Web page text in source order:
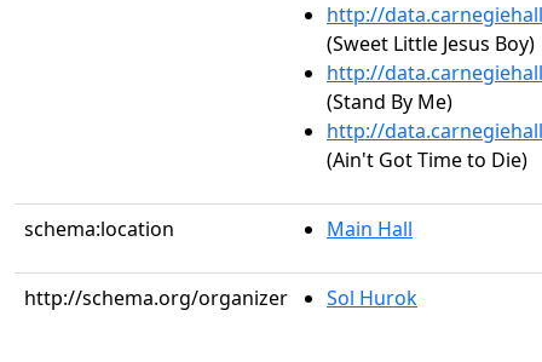
http://
(Sweet Little Jesus Boy)
http://
(Stand By Me)
http://
(Ain't Got Time to Die)
schema:location Main Hall
http://schema.org/organizer Sol Hurok